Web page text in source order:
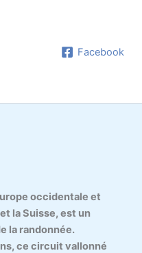
Facebook
occidentale et
la Suisse, est un
la randonnée.
ce circuit vallonné